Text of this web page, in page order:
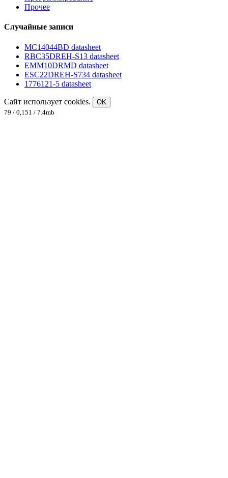
Прочее
Случайные записи
MC14044BD datasheet
RBC35DREH-S13 datasheet
EMM10DRMD datasheet
ESC22DREH-S734 datasheet
1776121-5 datasheet
Сайт использует cookies.
OK
79 / 0,151 / 7.4mb